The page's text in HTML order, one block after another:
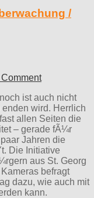
/
Comment
ist auch nicht
wird. Herrlich
allen Seiten die
– gerade fÃ¼r
Jahren die
Die Initiative
aus St. Georg
befragt
dazu, wie auch mit
kann.